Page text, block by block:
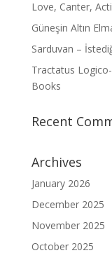
Love, Canter,
Güneşin Altın
Sarduvan –
Tractatus
Books
Recent
Archives
January 2026
December 2025
November 2025
October 2025